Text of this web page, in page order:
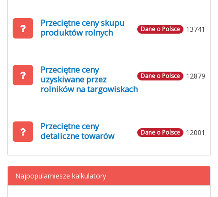
13741
Dane o Polsce
Przeciętne ceny skupu
produktów rolnych
12879
Dane o Polsce
Przeciętne ceny
uzyskiwane przez
rolników na targowiskach
12001
Dane o Polsce
Przeciętne ceny
detaliczne towarów
Najpopularniesze kalkulatory